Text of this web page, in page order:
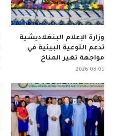
وزارة الإعلام البنغلاديشية
تدعم التوعية البيئية في
مواجهة تغير المناخ
2026-08-09